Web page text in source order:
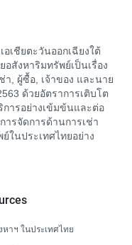
เชียตะวันออกเฉียงใต้
สังหาริมทรัพย์เป็นเรื่อง
า, ผู้ซื้อ, เจ้าของ และนาย
ด้วยอัตราการเติบโต
ารอย่างเข้มข้นและต่อ
ารจัดการด้านการเช่า
ในประเทศไทยอย่าง
หาฯ ในประเทศไทย